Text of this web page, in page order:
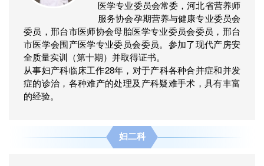
医学专业委员会常委，河北省营养师
服务协会孕期营养与健康专业委员会
委员，邢台市医师协会母胎医学专业委员会委员，邢台
市医学会围产医学专业委员会委员。参加了现代产房安
全质量实训（第十期）并取得证书。
从事妇产科临床工作28年，对于产科各种合并症和并发
症的诊治，各种难产的处理及产科疑难手术，具有丰富
的经验。
妇二科